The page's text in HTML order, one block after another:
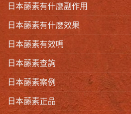
日本藤素有什麼副作用
日本藤素有什麽效果
日本藤素有效嗎
日本藤素查詢
日本藤素案例
日本藤素正品